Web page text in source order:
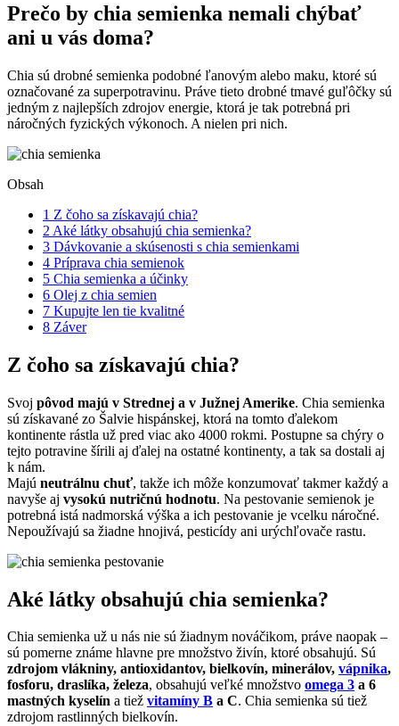
Prečo by chia semienka nemali chýbať
ani u vás doma?
Chia sú drobné semienka podobné ľanovým alebo maku, ktoré sú
označované za superpotravinu. Práve tieto drobné tmavé guľôčky sú
jedným z najlepších zdrojov energie, ktorá je tak potrebná pri
náročných fyzických výkonoch. A nielen pri nich.
Obsah
1 Z čoho sa získavajú chia?
2 Aké látky obsahujú chia semienka?
3 Dávkovanie a skúsenosti s chia semienkami
4 Príprava chia semienok
5 Chia semienka a účinky
6 Olej z chia semien
7 Kupujte len tie kvalitné
8 Záver
Z čoho sa získavajú chia?
Svoj pôvod majú v Strednej a v Južnej Amerike. Chia semienka
sú získavané zo Šalvie hispánskej, ktorá na tomto ďalekom
kontinente rástla už pred viac ako 4000 rokmi. Postupne sa chýry o
tejto potravine šírili aj ďalej na ostatné kontinenty, a tak sa dostali aj
k nám.
Majú neutrálnu chuť, takže ich môže konzumovať takmer každý a
navyše aj vysokú nutričnú hodnotu. Na pestovanie semienok je
potrebná istá nadmorská výška a ich pestovanie je vcelku náročné.
Nepoužívajú sa žiadne hnojivá, pesticídy ani urýchľovače rastu.
Aké látky obsahujú chia semienka?
Chia semienka už u nás nie sú žiadnym nováčikom, práve naopak –
sú pomerne známe hlavne pre množstvo živín, ktoré obsahujú. Sú
zdrojom vlákniny, antioxidantov, bielkovín, minerálov, vápnika,
fosforu, draslíka, železa, obsahujú veľké množstvo omega 3 a 6
mastných kyselín a tiež vitamíny B a C. Chia semienka sú tiež
zdrojom rastlinných bielkovín.